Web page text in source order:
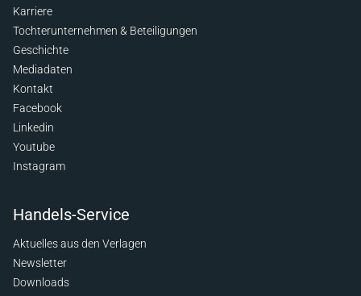
Karriere
Tochterunternehmen & Beteiligungen
Geschichte
Mediadaten
Kontakt
Facebook
Linkedin
Youtube
Instagram
Handels-Service
Aktuelles aus den Verlagen
Newsletter
Downloads